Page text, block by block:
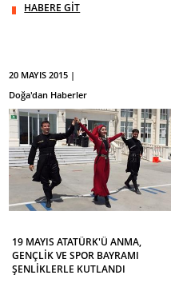
HABERE GİT
20 MAYIS 2015 |
Doğa'dan Haberler
19 MAYIS ATATÜRK'Ü ANMA,
GENÇLİK VE SPOR BAYRAMI
ŞENLİKLERLE KUTLANDI